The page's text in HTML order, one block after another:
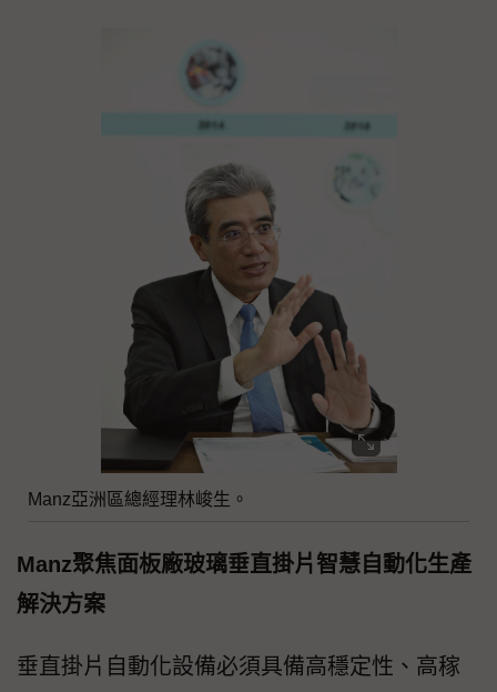
Manz亞洲區總經理林峻生。
Manz聚焦面板廠玻璃垂直掛片智慧自動化生產
解決方案
垂直掛片自動化設備必須具備高穩定性、高稼